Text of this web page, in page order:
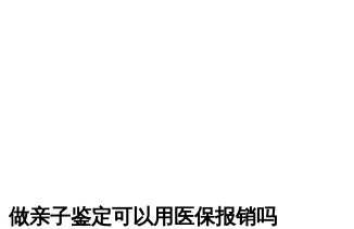
做亲子鉴定可以用医保报销吗